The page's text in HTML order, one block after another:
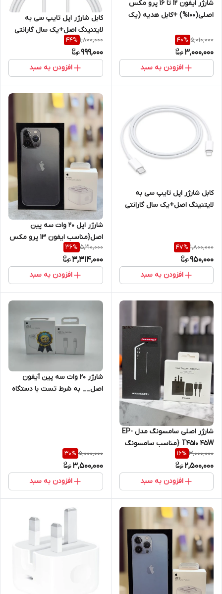
شارژر ایفون 12 تا 16 پرو مکس
اصلی(100%) +کابل هدیه (یک
اصالت با دستگاه jc
5,010,000
40%
3,000,000
افزودن به سبد
کابل شارژر اپل تایپ سی به
لایتنینگ اصل+یک سال گارانتی
شرکتی
1,800,000
44%
999,000
افزودن به سبد
کابل شارژر اپل تایپ سی به
لایتنینگ اصل+یک سال گارانتی
1,800,000
47%
950,000
افزودن به سبد
شارژر اپل 20 وات سه پین
اصل{مناسب ایفون 13 پرو مکس
)+محافظ کابل هدیه+گارانتی
شرکتی
5,210,000
36%
3,314,000
افزودن به سبد
شارژر اصلی سامسونگ مدل EP-
T4510 45W {مناسب سامسونگ
S25 ultra }سه پین همراه کابل
اصل
3,000,000
16%
2,500,000
افزودن به سبد
شارژر ۲۰ وات سه پین آیفون
اصل__ به شرط تست با دستگاه
5,000,000
30%
3,500,000
افزودن به سبد